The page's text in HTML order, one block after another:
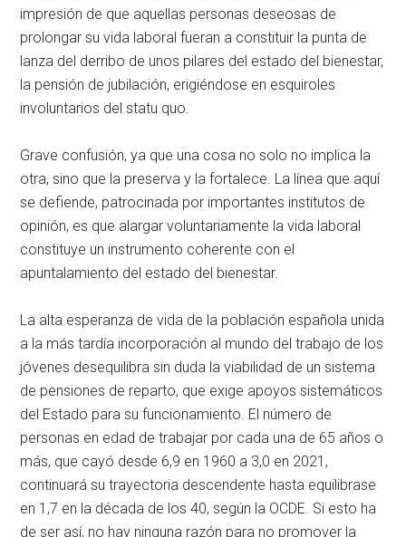
impresión de que aquellas personas deseosas de
prolongar su vida laboral fueran a constituir la punta de
lanza del derribo de unos pilares del estado del bienestar,
la pensión de jubilación, erigiéndose en esquiroles
involuntarios del statu quo.
Grave confusión, ya que una cosa no solo no implica la
otra, sino que la preserva y la fortalece. La línea que aquí
se defiende, patrocinada por importantes institutos de
opinión, es que alargar voluntariamente la vida laboral
constituye un instrumento coherente con el
apuntalamiento del estado del bienestar.
La alta esperanza de vida de la población española unida
a la más tardía incorporación al mundo del trabajo de los
jóvenes desequilibra sin duda la viabilidad de un sistema
de pensiones de reparto, que exige apoyos sistemáticos
del Estado para su funcionamiento. El número de
personas en edad de trabajar por cada una de 65 años o
más, que cayó desde 6,9 en 1960 a 3,0 en 2021,
continuará su trayectoria descendente hasta equilibrase
en 1,7 en la década de los 40, según la OCDE. Si esto ha
de ser así, no hay ninguna razón para no promover la